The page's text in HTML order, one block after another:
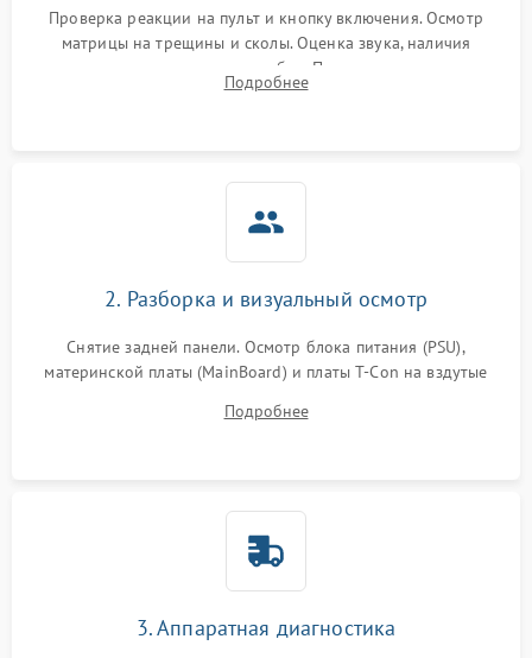
Проверка реакции на пульт и кнопку включения. Осмотр
матрицы на трещины и сколы. Оценка звука, наличия
подсветки и индикаторов ошибок. Подключение тестовых
источников сигнала для выявления симптомов поломки.
Подробнее
2. Разборка и визуальный осмотр
Снятие задней панели. Осмотр блока питания (PSU),
материнской платы (MainBoard) и платы T-Con на вздутые
Проверка надежности фиксации и целостности шлейфов.
Подробнее
3. Аппаратная диагностика